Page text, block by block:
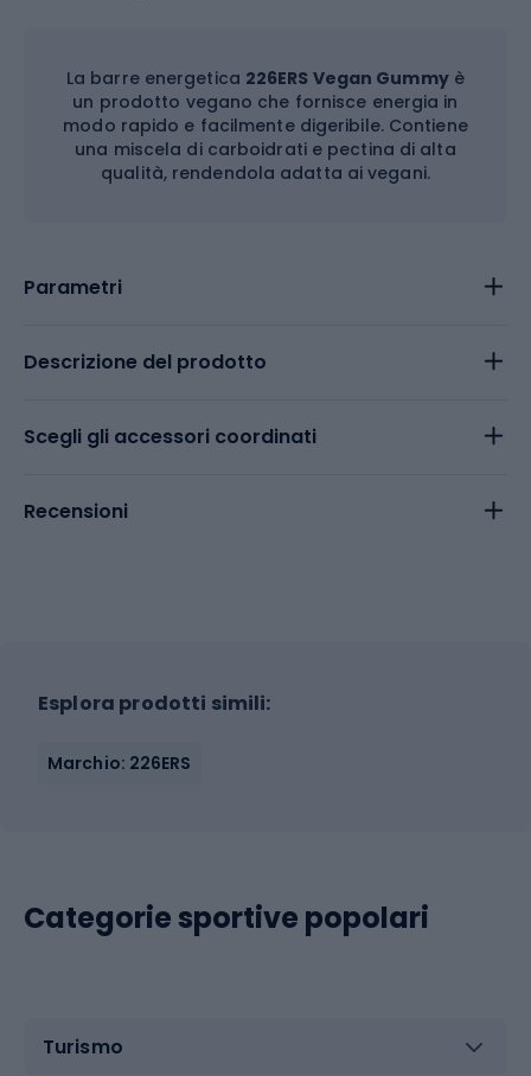
La barre energetica 226ERS Vegan Gummyè
un prodotto vegano che fornisce energia in
modo rapido e facilmente digeribile. Contiene
una miscela di carboidrati e pectina di alta
qualità, rendendola adatta ai vegani.
Parametri
Descrizione del prodotto
Scegli gli accessori coordinati
Recensioni
Esplora prodotti simili:
Marchio: 226ERS
Categorie sportive popolari
Turismo